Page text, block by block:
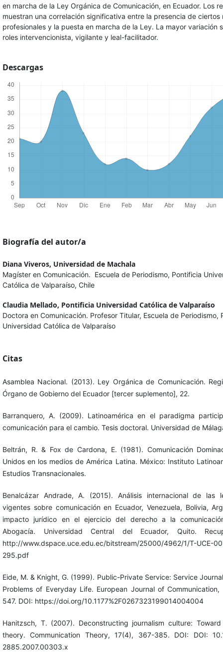
en marcha de la Ley Orgánica de Comunicación, en Ecuador. Los
muestran una correlación significativa entre la presencia de ciertos
profesionales y la puesta en marcha de la Ley. La mayor variación
roles intervencionista, vigilante y leal-facilitador.
Descargas
Biografía del autor/a
Diana Viveros, Universidad de Machala
Magíster en Comunicación. Escuela de Periodismo, Pontificia
Católica de Valparaíso, Chile
Claudia Mellado, Pontificia Universidad Católica de Valparaíso
Doctora en Comunicación. Profesor Titular, Escuela de Periodismo,
Universidad Católica de Valparaíso
Citas
Asamblea Nacional. (2013). Ley Orgánica de Comunicación.
Órgano de Gobierno del Ecuador [tercer suplemento], 22.
Barranquero, A. (2009). Latinoamérica en el paradigma
comunicación para el cambio. Tesis doctoral. Universidad de
Beltrán, R. & Fox de Cardona, E. (1981). Comunicación
Unidos en los medios de América Latina. México: Instituto
Estudios Transnacionales.
Benalcázar Andrade, A. (2015). Análisis internacional de las
vigentes sobre comunicación en Ecuador, Venezuela, Bolivia,
impacto jurídico en el ejercicio del derecho a la
Abogacía. Universidad Central del Ecuador, Quito.
http://www.dspace.uce.edu.ec/bitstream/25000/4962/1/T-UCE-
295.pdf
Eide, M. & Knight, G. (1999). Public-Private Service: Service
Problems of Everyday Life. European Journal of
547. DOI: https://doi.org/10.1177%2F0267323199014004004
Hanitzsch, T. (2007). Deconstructing journalism culture:
theory. Communication Theory, 17(4), 367-385. DOI: DOI:
2885.2007.00303.x